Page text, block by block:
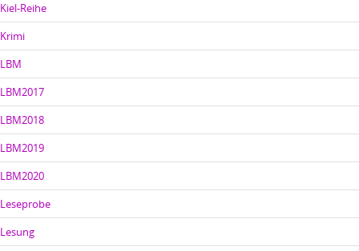
Kiel-Reihe
Krimi
LBM
LBM2017
LBM2018
LBM2019
LBM2020
Leseprobe
Lesung